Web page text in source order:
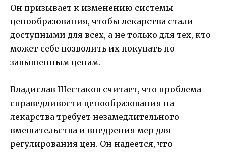
Он призывает к изменению системы
ценообразования, чтобы лекарства стали
доступными для всех, а не только для тех, кто
может себе позволить их покупать по
завышенным ценам.
Владислав Шестаков считает, что проблема
справедливости ценообразования на
лекарства требует незамедлительного
вмешательства и внедрения мер для
регулирования цен. Он надеется, что